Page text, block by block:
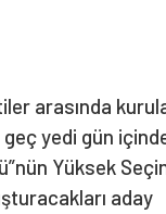
arasında
yedi gün
Yüksek
aday